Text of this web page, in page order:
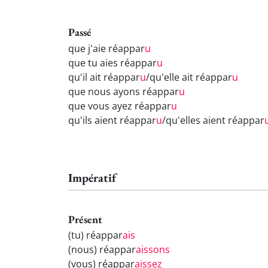
Passé
que j'aie réapparu
que tu aies réapparu
qu'il ait réapparu/qu'elle ait réapparu
que nous ayons réapparu
que vous ayez réapparu
qu'ils aient réapparu/qu'elles aient réappar
Impératif
Présent
(tu) réapparais
(nous) réapparaissons
(vous) réapparaissez